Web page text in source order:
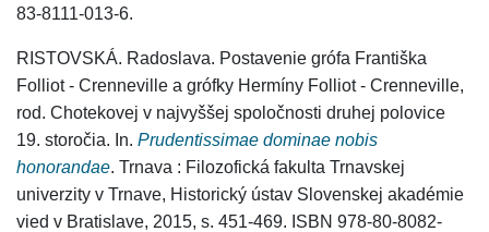
83-8111-013-6.
RISTOVSKÁ. Radoslava. Postavenie grófa Františka
Folliot - Crenneville a grófky Hermíny Folliot - Crenneville,
rod. Chotekovej v najvyššej spoločnosti druhej polovice
19. storočia. In. Prudentissimae dominae nobis
honorandae. Trnava : Filozofická fakulta Trnavskej
univerzity v Trnave, Historický ústav Slovenskej akadémie
vied v Bratislave, 2015, s. 451-469. ISBN 978-80-8082-